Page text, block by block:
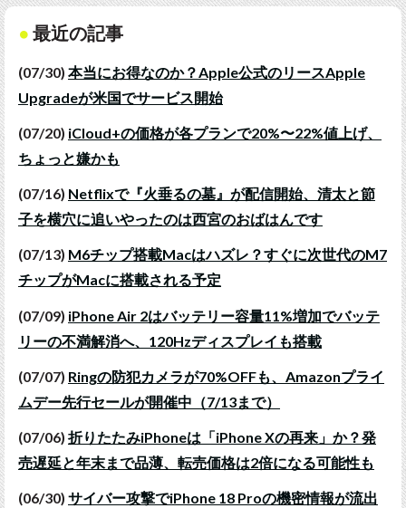
最近の記事
(07/30) 本当にお得なのか？Apple公式のリースApple
Upgradeが米国でサービス開始
(07/20) iCloud+の価格が各プランで20%〜22%値上げ、
ちょっと嫌かも
(07/16) Netflixで『火垂るの墓』が配信開始、清太と節
子を横穴に追いやったのは西宮のおばはんです
(07/13) M6チップ搭載Macはハズレ？すぐに次世代のM7
チップがMacに搭載される予定
(07/09) iPhone Air 2はバッテリー容量11%増加でバッテ
リーの不満解消へ、120Hzディスプレイも搭載
(07/07) Ringの防犯カメラが70%OFFも、Amazonプライ
ムデー先行セールが開催中（7/13まで）
(07/06) 折りたたみiPhoneは「iPhone Xの再来」か？発
売遅延と年末まで品薄、転売価格は2倍になる可能性も
(06/30) サイバー攻撃でiPhone 18 Proの機密情報が流出